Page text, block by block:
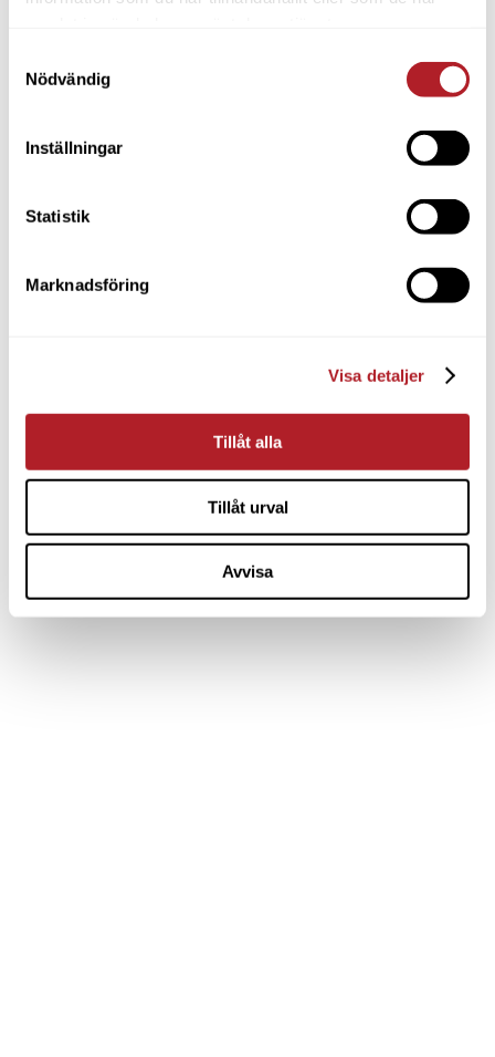
Nödvändig
Inställningar
Statistik
Marknadsföring
Visa detaljer
Tillåt alla
Tillåt urval
Avvisa